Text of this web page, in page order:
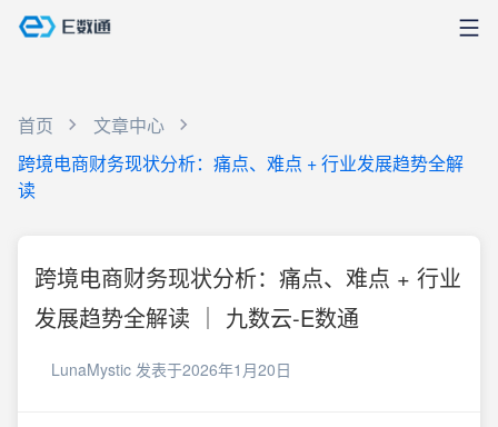
首页
文章中心
跨境电商财务现状分析：痛点、难点 + 行业发展趋势全解
读
跨境电商财务现状分析：痛点、难点 + 行业
发展趋势全解读 ｜ 九数云-E数通
LunaMystic 发表于2026年1月20日